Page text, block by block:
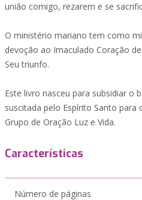
união comigo, rezarem e se
O ministério mariano tem como
devoção ao Imaculado Coração
Seu triunfo.
Este livro nasceu para subsidiar o
suscitada pelo Espírito Santo
Grupo de Oração Luz e Vida.
Características
Número de páginas